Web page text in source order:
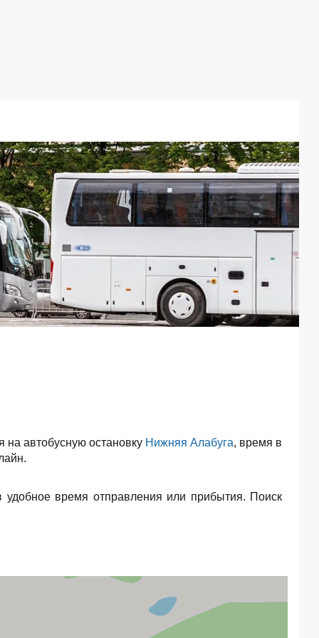
на автобусную остановку Нижняя Алабуга, время в
время отправления или прибытия. Поиск